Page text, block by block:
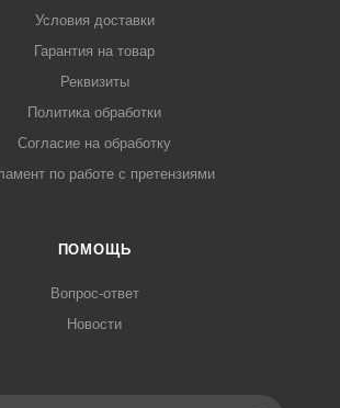
Условия доставки
Гарантия на товар
Реквизиты
Политика обработки
Согласие на обработку
по работе с претензиями
ПОМОЩЬ
Вопрос-ответ
Новости